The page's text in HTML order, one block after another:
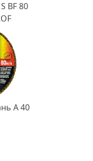
BF 80
A 40